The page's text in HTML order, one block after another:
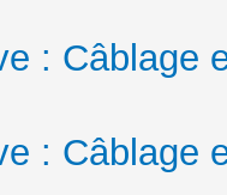
: Câblage
: Câblage